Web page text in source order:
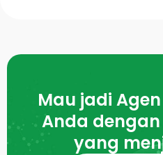
Mau jadi
Anda
yang